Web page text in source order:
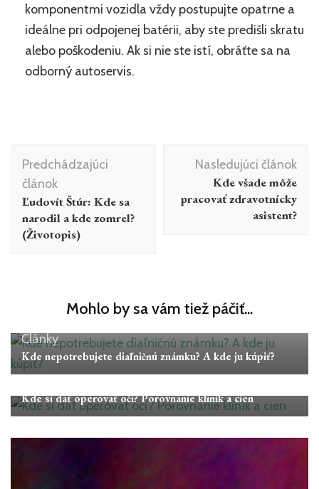
komponentmi vozidla vždy postupujte opatrne a
ideálne pri odpojenej batérii, aby ste predišli skratu
alebo poškodeniu. Ak si nie ste istí, obráťte sa na
odborný autoservis.
Navigácia
článku
Predchádzajúci
článok
Ľudovít Štúr: Kde sa
narodil a kde zomrel?
(Životopis)
Nasledujúci článok
Kde všade môže
pracovať zdravotnícky
asistent?
Mohlo by sa vám tiež páčiť...
Články
Kde nepotrebujete diaľničnú známku? A kde ju kúpiť?
Kde si dať operovať oči? Porovnanie kliník a cien